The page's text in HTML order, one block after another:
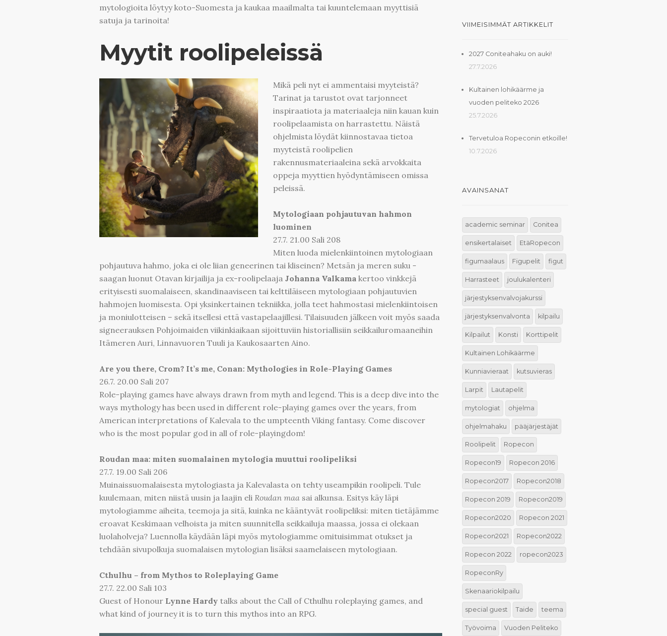
mytologioita löytyy koto-Suomesta ja kaukaa maailmalta tai kuuntelemaan myyttisiä
satuja ja tarinoita!
Myytit roolipeleissä
Mikä peli nyt ei ammentaisi myyteistä?
Tarinat ja tarustot ovat tarjonneet
inspiraatiota ja materiaaleja niin kauan kuin
roolipelaamista on harrastettu. Näistä
ohjelmista löydät kiinnostavaa tietoa
myyteistä roolipelien
rakennusmateriaaleina sekä arvokkaita
oppeja myyttien hyödyntämiseen omissa
peleissä.
Mytologiaan pohjautuvan hahmon
luominen
27.7. 21.00 Sali 208
Miten luoda mielenkiintoinen mytologiaan
pohjautuva hahmo, joka ei ole liian geneerinen tai kliseinen? Metsän ja meren suku -
saagan luonut Otavan kirjailija ja ex-roolipelaaja Johanna Valkama kertoo vinkkejä
erityisesti suomalaiseen, skandinaaviseen tai kelttiläiseen mytologiaan pohjautuvien
hahmojen luomisesta. Opi yksinkertainen tekniikka, jolla teet hahmostasi mielenkiintoisen
ja moniulotteisen – sekä itsellesi että vastapelaajillesi. Tilaisuuden jälkeen voit myös saada
signeerauksen Pohjoimaiden viikinkiaikaan sijoittuviin historiallisiin seikkailuromaaneihin
Itämeren Auri, Linnavuoren Tuuli ja Kaukosaarten Aino.
Are you there, Crom? It’s me, Conan: Mythologies in Role-Playing Games
26.7. 20.00 Sali 207
Role-playing games have always drawn from myth and legend. This is a deep dive into the
ways mythology has been used in different role-playing games over the years, from
American interpretations of Kalevala to the umpteenth Viking fantasy. Come discover
who is the most popular god in all of role-playingdom!
Roudan maa: miten suomalainen mytologia muuttui roolipeliksi
27.7. 19.00 Sali 206
Muinaissuomalaisesta mytologiasta ja Kalevalasta on tehty useampikin roolipeli. Tule
kuulemaan, miten niistä uusin ja laajin eli Roudan maasai alkunsa. Esitys käy läpi
mytologiamme aiheita, teemoja ja sitä, kuinka ne kääntyvät roolipeliksi: miten tietäjämme
eroavat Keskimaan velhoista ja miten suunnitella seikkailuja maassa, jossa ei olekaan
luolaholveja? Luennolla käydään läpi myös mytologiamme omituisimmat otukset ja
tehdään sivupolkuja suomalaisen mytologian lisäksi saamelaiseen mytologiaan.
Cthulhu – from Mythos to Roleplaying Game
27.7. 22.00 Sali 103
Guest of Honour Lynne Hardytalks about the Call of Cthulhu roleplaying games, and
what kind of journey it is to turn this mythos into an RPG.
VIIMEISIMMÄT ARTIKKELIT
2027 Coniteahaku on auki!
27.7.2026
Kultainen lohikäärme ja
vuoden peliteko 2026
25.7.2026
Tervetuloa Ropeconin etkoille!
10.7.2026
AVAINSANAT
academic seminar Conitea
ensikertalaiset EtäRopecon
figumaalaus Figupelit figut
Harrasteet joulukalenteri
järjestyksenvalvojakurssi
järjestyksenvalvonta kilpailu
Kilpailut Konsti Korttipelit
Kultainen Lohikäärme
Kunniavieraat kutsuvieras
Larpit Lautapelit
mytologiat ohjelma
ohjelmahaku pääjärjestäjät
Roolipelit Ropecon
Ropecon19 Ropecon 2016
Ropecon2017 Ropecon2018
Ropecon 2019 Ropecon2019
Ropecon2020 Ropecon 2021
Ropecon2021 Ropecon2022
Ropecon 2022 ropecon2023
RopeconRy
Skenaariokilpailu
special guest Taide teema
Työvoima Vuoden Peliteko